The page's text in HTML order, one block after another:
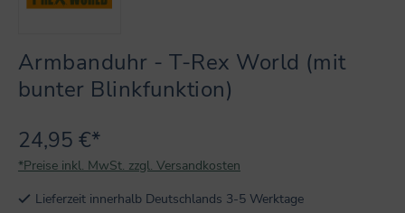
Armbanduhr - T-Rex World (mit
bunter Blinkfunktion)
24,95 €*
*Preise inkl. MwSt. zzgl. Versandkosten
Lieferzeit innerhalb Deutschlands 3-5 Werktage